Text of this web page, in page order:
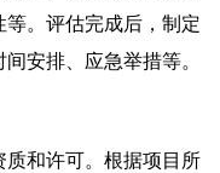
。评估完成后，制定
安排、应急举措等。
和许可。根据项目所